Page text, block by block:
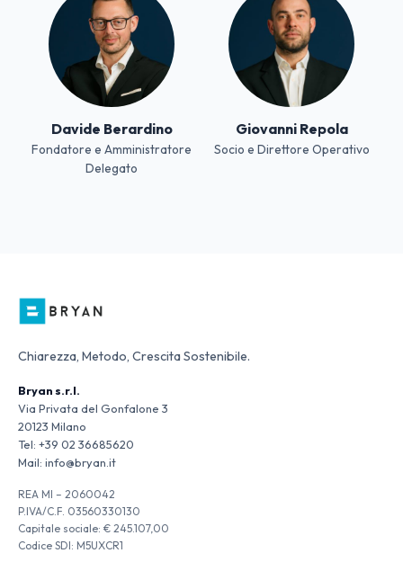
Davide Berardino
Fondatore e Amministratore
Delegato
Giovanni Repola
Socio e Direttore Operativo
Chiarezza, Metodo, Crescita Sostenibile.
Bryan s.r.l.
Via Privata del Gonfalone 3
20123 Milano
Tel: +39 02 36685620
Mail: info@bryan.it
REA MI – 2060042
P.IVA/C.F. 03560330130
Capitale sociale: € 245.107,00
Codice SDI: M5UXCR1